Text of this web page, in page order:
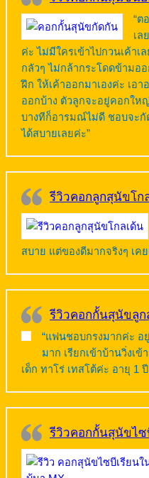
“ต
เล
ค่ะ ไม่มีใครเข้าไปกวนเค้า
กลัวๆ ไม่กล้ากระโดดข้ามอ
ฝึก ให้เค้าออกมาเองค่ะ เอ
ออกบ้าง ตัวลูกจะอยู่คอกให
บางทีก็อารมณ์ไม่ดี ชอบจะกั
ได้สบายเลยค่ะ”
รีวิวคอกลูกสุนัขโก
สบาย แต่ของดีมากจริงๆ เค
รีวิวคอกกั้นสุนัขลู
“แฟนชอบกรงมากค่ะ อ
มาก เรียกเข้าบ้านวิ่งเ
เด็ก ทาโร่ เทสโต้ค่ะ อายุ 1
รีวิวคอกกั้นสุนัขไซ